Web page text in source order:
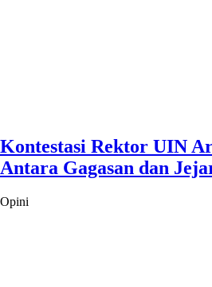
Kontestasi Rektor UIN
Antara Gagasan dan
Opini